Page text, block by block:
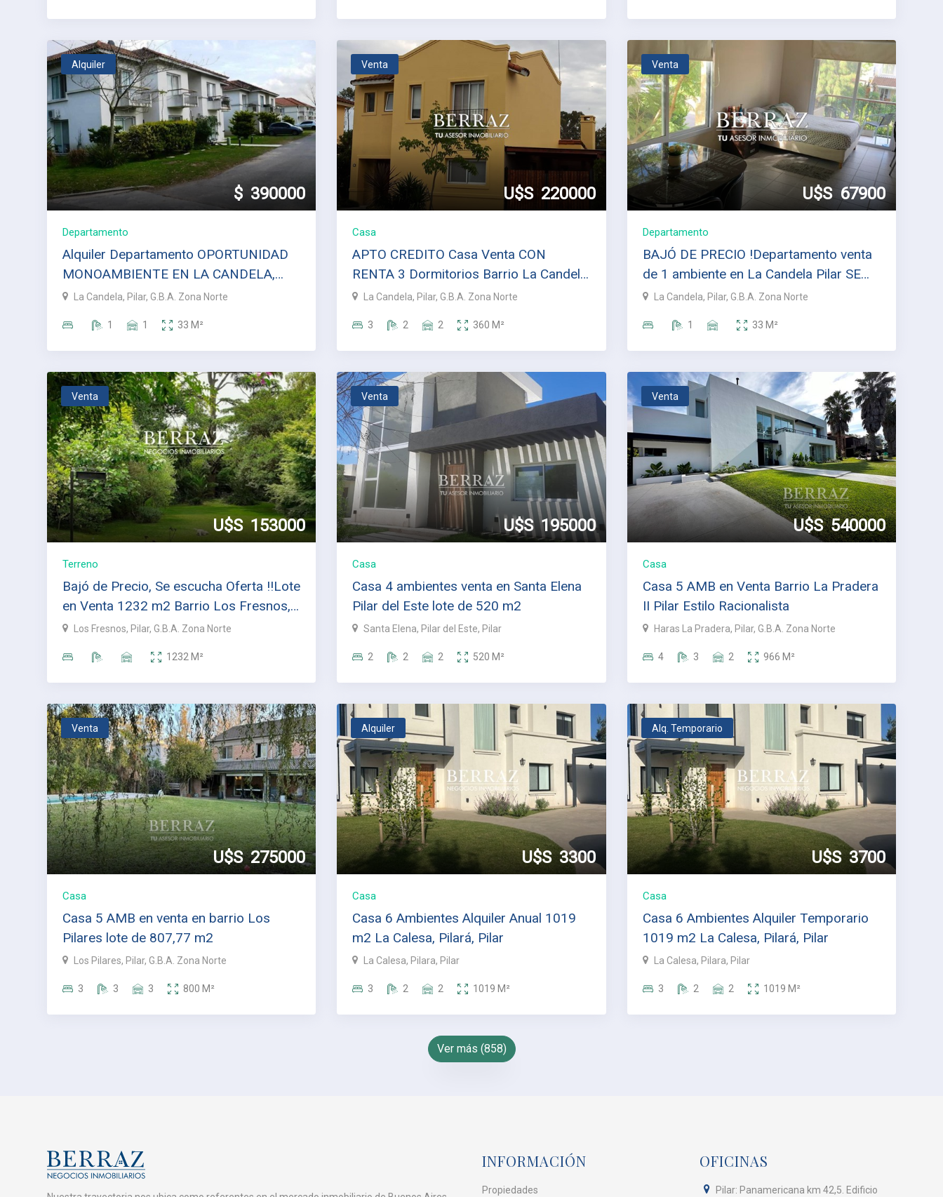
Alquiler
$ 390000
Departamento
Alquiler Departamento OPORTUNIDAD
MONOAMBIENTE EN LA CANDELA,
PILAR
La Candela, Pilar, G.B.A. Zona Norte
1 1 33 M²
Venta
U$S 220000
Casa
APTO CREDITO Casa Venta CON
RENTA 3 Dormitorios Barrio La Candela
- Pilar ESCUCHA OFERTAS!!
La Candela, Pilar, G.B.A. Zona Norte
3 2 2 360 M²
Venta
U$S 67900
Departamento
BAJÓ DE PRECIO !Departamento venta
de 1 ambiente en La Candela Pilar SE
ESCUCHAN OFERTAS APTO CREDITO
La Candela, Pilar, G.B.A. Zona Norte
1 33 M²
Venta
U$S153000
Terreno
Bajó de Precio, Se escucha Oferta !!Lote
en Venta 1232 m2 Barrio Los Fresnos,
PilarLos Fresnos, Pilar, G.B.A. Zona Norte
1232 M²
Venta
U$S 195000
Casa
Casa 4 ambientes venta en Santa Elena
Pilar del Este lote de 520 m2
Santa Elena, Pilar del Este, Pilar
2 2 2 520 M²
Venta
U$S540000
Casa
Casa 5 AMB en Venta Barrio La Pradera
II Pilar Estilo Racionalista
Haras La Pradera, Pilar, G.B.A. Zona Norte
4 3 2 966 M²
Venta
U$S275000
Casa
Casa 5 AMB en venta en barrio Los
Pilares lote de 807,77 m2
Los Pilares, Pilar, G.B.A. Zona Norte
3 3 3 800 M²
Alquiler
U$S 3300
Casa
Casa 6 Ambientes Alquiler Anual 1019
m2 La Calesa, Pilará, Pilar
La Calesa, Pilara, Pilar
3 2 2 1019 M²
Alq. Temporario
U$S 3700
Casa
Casa 6 Ambientes Alquiler Temporario
1019 m2 La Calesa, Pilará, Pilar
La Calesa, Pilara, Pilar
3 2 2 1019 M²
Ver más (858)
INFORMACIÓN
Propiedades
OFICINAS
Pilar: Panamericana km 42,5. Edificio